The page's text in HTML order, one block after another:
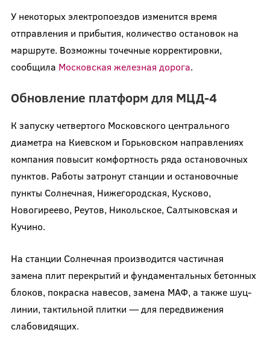
У некоторых электропоездов изменится время
отправления и прибытия, количество остановок на
маршруте. Возможны точечные корректировки,
сообщила Московская железная дорога.
Обновление платформ для МЦД-4
К запуску четвертого Московского центрального
диаметра на Киевском и Горьковском направлениях
компания повысит комфортность ряда остановочных
пунктов. Работы затронут станции и остановочные
пункты Солнечная, Нижегородская, Кусково,
Новогиреево, Реутов, Никольское, Салтыковская и
Кучино.
На станции Солнечная производится частичная
замена плит перекрытий и фундаментальных бетонных
блоков, покраска навесов, замена МАФ, а также шуц-
линии, тактильной плитки — для передвижения
слабовидящих.